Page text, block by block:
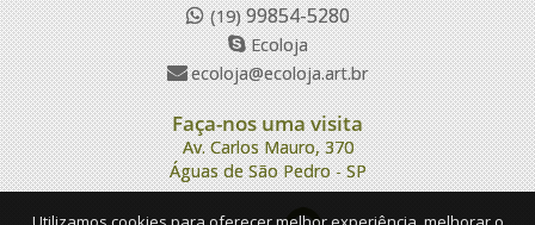
(19)99854-5280
Ecoloja
ecoloja@ecoloja.art.br
Faça-nos uma visita
Av. Carlos Mauro, 370
Águas de São Pedro - SP